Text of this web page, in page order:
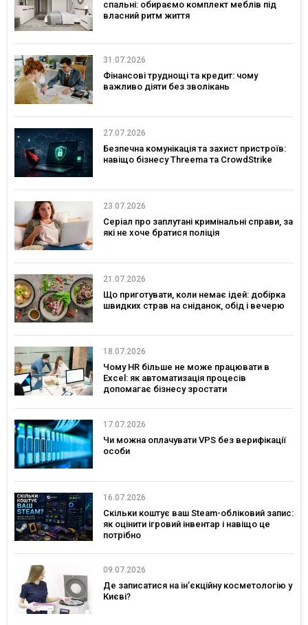
спальні: обираємо комплект меблів під
власний ритм життя
31.07.2026
Фінансові труднощі та кредит: чому
важливо діяти без зволікань
27.07.2026
Безпечна комунікація та захист пристроїв:
навіщо бізнесу Threema та CrowdStrike
23.07.2026
Серіал про заплутані кримінальні справи, за
які не хоче братися поліція
21.07.2026
Що приготувати, коли немає ідей: добірка
швидких страв на сніданок, обід і вечерю
18.07.2026
Чому HR більше не може працювати в
Excel: як автоматизація процесів
допомагає бізнесу зростати
17.07.2026
Чи можна оплачувати VPS без верифікації
особи
16.07.2026
Скільки коштує ваш Steam-обліковий запис:
як оцінити ігровий інвентар і навіщо це
потрібно
09.07.2026
Де записатися на ін’єкційну косметологію у
Києві?